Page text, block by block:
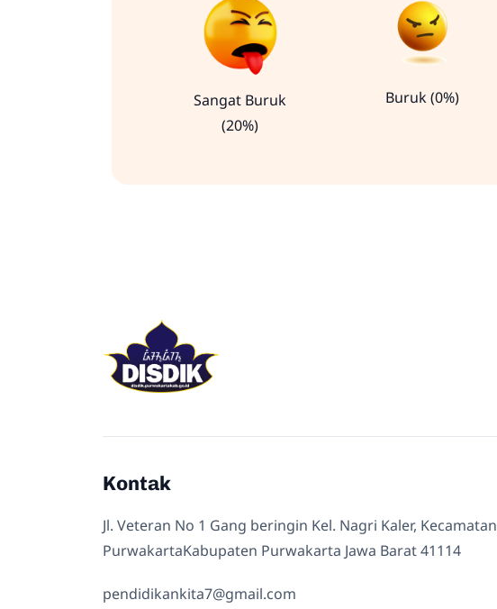
Sangat Buruk
(20%)
Buruk (0%)
Kontak
Jl. Veteran No 1 Gang beringin Kel. Nagri Kaler, Kecamatan
PurwakartaKabupaten Purwakarta Jawa Barat 41114
pendidikankita7@gmail.com